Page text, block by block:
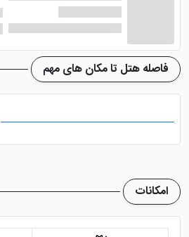
سرآشپزان حرفه ای و با تجربه در
سراگلیو استانبول
سعی دارند تا
رستوران غذاهایی با کیفیت بالا را
مشتریان زیز قرار دهند. بنابراین جای
استانبول در نظر
در هتل زیبای سراگلیو استانبول
فاصله هتل تا مکان های مهم
امکانات